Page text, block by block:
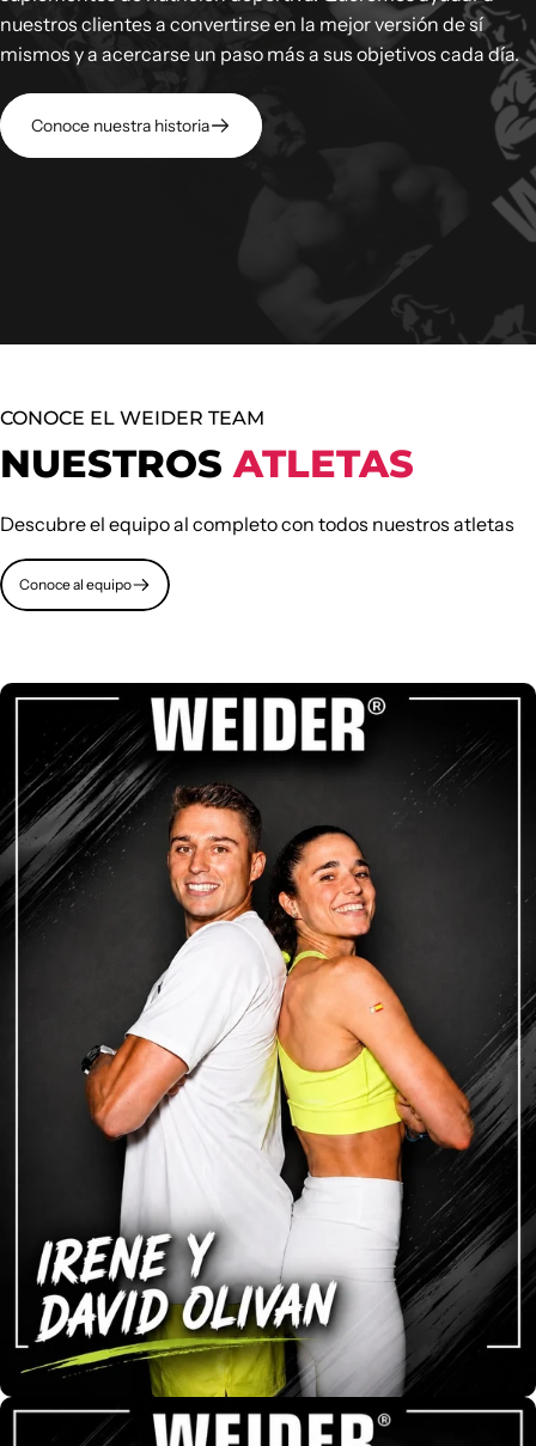
nuestros clientes a convertirse en la mejor versión de sí
mismos y a acercarse un paso más a sus objetivos cada día.
Conoce nuestra historia
CONOCE EL WEIDER TEAM
NUESTROSATLETAS
Descubre el equipo al completo con todos nuestros atletas
Conoce al equipo